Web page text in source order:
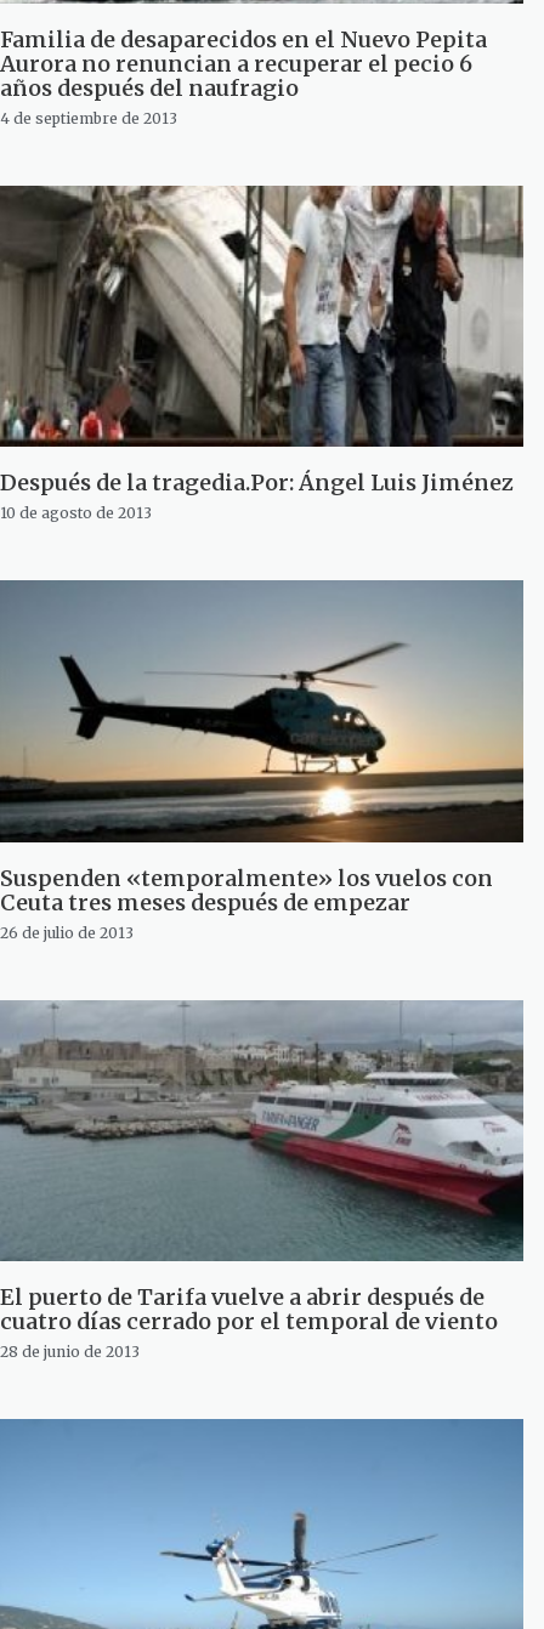
Familia de desaparecidos en el Nuevo Pepita
Aurora no renuncian a recuperar el pecio 6
años después del naufragio
4 de septiembre de 2013
Después de la tragedia.Por: Ángel Luis Jiménez
10 de agosto de 2013
Suspenden «temporalmente» los vuelos con
Ceuta tres meses después de empezar
26 de julio de 2013
El puerto de Tarifa vuelve a abrir después de
cuatro días cerrado por el temporal de viento
28 de junio de 2013